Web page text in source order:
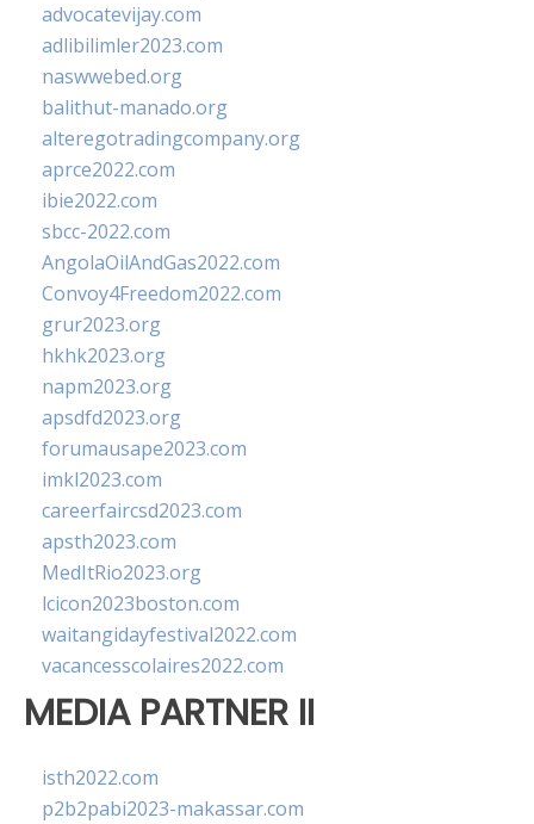
advocatevijay.com
adlibilimler2023.com
naswwebed.org
balithut-manado.org
alteregotradingcompany.org
aprce2022.com
ibie2022.com
sbcc-2022.com
AngolaOilAndGas2022.com
Convoy4Freedom2022.com
grur2023.org
hkhk2023.org
napm2023.org
apsdfd2023.org
forumausape2023.com
imkl2023.com
careerfaircsd2023.com
apsth2023.com
MedItRio2023.org
lcicon2023boston.com
waitangidayfestival2022.com
vacancesscolaires2022.com
MEDIA PARTNER II
isth2022.com
p2b2pabi2023-makassar.com